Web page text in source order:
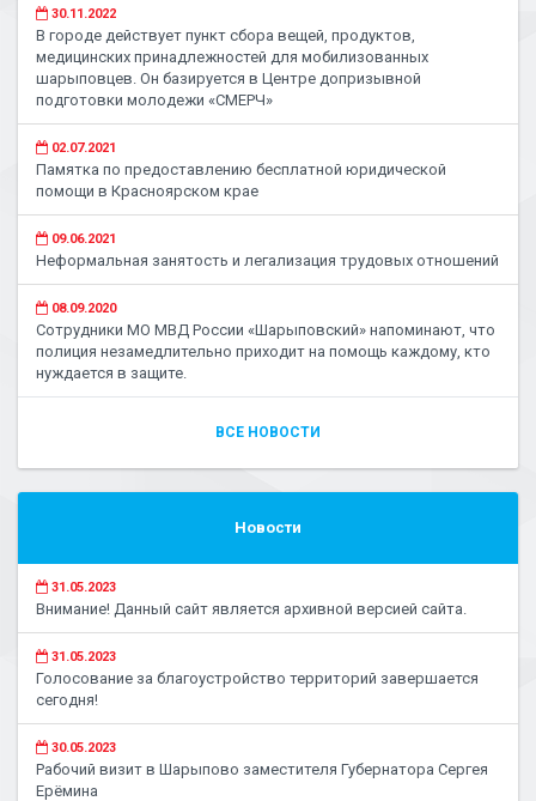
30.11.2022
В городе действует пункт сбора вещей, продуктов,
медицинских принадлежностей для мобилизованных
шарыповцев. Он базируется в Центре допризывной
подготовки молодежи «СМЕРЧ»
02.07.2021
Памятка по предоставлению бесплатной юридической
помощи в Красноярском крае
09.06.2021
Неформальная занятость и легализация трудовых отношений
08.09.2020
Сотрудники МО МВД России «Шарыповский» напоминают, что
полиция незамедлительно приходит на помощь каждому, кто
нуждается в защите.
ВСЕ НОВОСТИ
Новости
31.05.2023
Внимание! Данный сайт является архивной версией сайта.
31.05.2023
Голосование за благоустройство территорий завершается
сегодня!
30.05.2023
Рабочий визит в Шарыпово заместителя Губернатора Сергея
Ерёмина